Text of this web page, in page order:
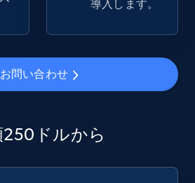
Images, Variations, and
今すぐ始める
- collects products from
Product description,
導入します。
お問い合わせ
250ドルから